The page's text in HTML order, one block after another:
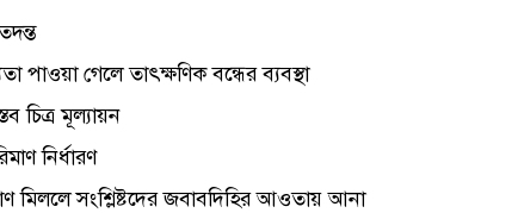
পাওয়া গেলে তাৎক্ষণিক বন্ধের ব্যবস্থা
চিত্র মূল্যায়ন
নির্ধারণ
মিললে সংশ্লিষ্টদের জবাবদিহির আওতায় আনা